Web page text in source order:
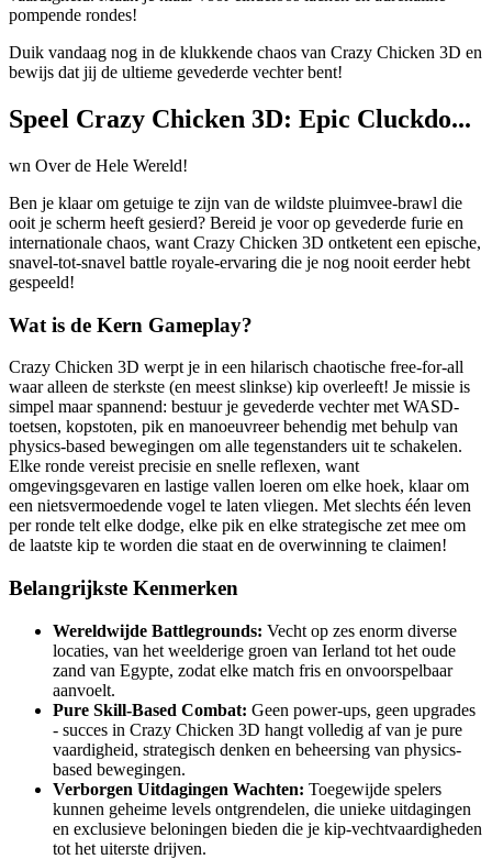
pompende rondes!
Duik vandaag nog in de klukkende chaos van Crazy Chicken 3D en
bewijs dat jij de ultieme gevederde vechter bent!
Speel Crazy Chicken 3D: Epic Cluckdo...
wn Over de Hele Wereld!
Ben je klaar om getuige te zijn van de wildste pluimvee-brawl die
ooit je scherm heeft gesierd? Bereid je voor op gevederde furie en
internationale chaos, want Crazy Chicken 3D ontketent een epische,
snavel-tot-snavel battle royale-ervaring die je nog nooit eerder hebt
gespeeld!
Wat is de Kern Gameplay?
Crazy Chicken 3D werpt je in een hilarisch chaotische free-for-all
waar alleen de sterkste (en meest slinkse) kip overleeft! Je missie is
simpel maar spannend: bestuur je gevederde vechter met WASD-
toetsen, kopstoten, pik en manoeuvreer behendig met behulp van
physics-based bewegingen om alle tegenstanders uit te schakelen.
Elke ronde vereist precisie en snelle reflexen, want
omgevingsgevaren en lastige vallen loeren om elke hoek, klaar om
een nietsvermoedende vogel te laten vliegen. Met slechts één leven
per ronde telt elke dodge, elke pik en elke strategische zet mee om
de laatste kip te worden die staat en de overwinning te claimen!
Belangrijkste Kenmerken
Wereldwijde Battlegrounds: Vecht op zes enorm diverse
locaties, van het weelderige groen van Ierland tot het oude
zand van Egypte, zodat elke match fris en onvoorspelbaar
aanvoelt.
Pure Skill-Based Combat: Geen power-ups, geen upgrades
- succes in Crazy Chicken 3D hangt volledig af van je pure
vaardigheid, strategisch denken en beheersing van physics-
based bewegingen.
Verborgen Uitdagingen Wachten: Toegewijde spelers
kunnen geheime levels ontgrendelen, die unieke uitdagingen
en exclusieve beloningen bieden die je kip-vechtvaardigheden
tot het uiterste drijven.